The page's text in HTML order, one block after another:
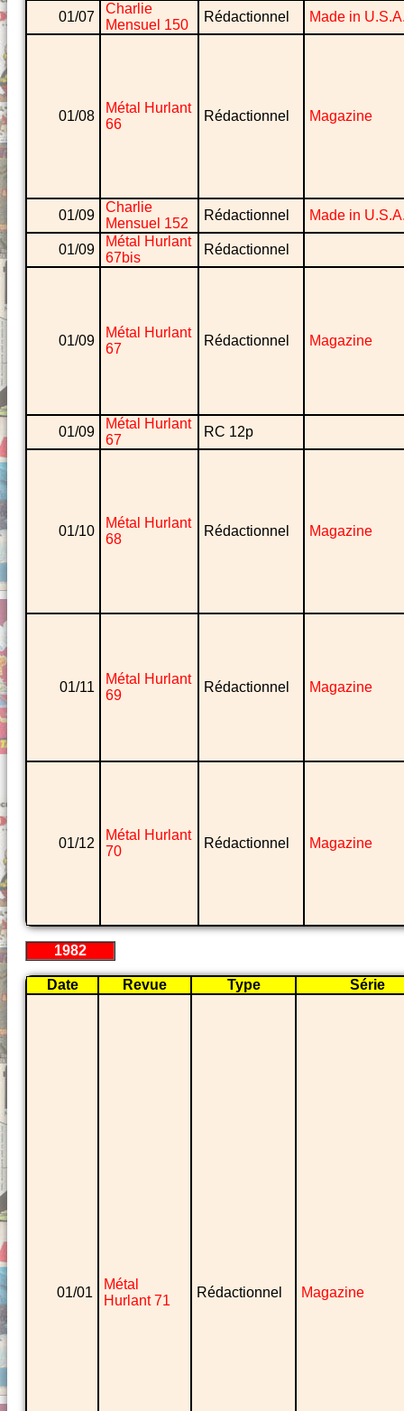
01/07
Charlie
Mensuel 150
Rédactionnel Made in
01/08
Métal Hurlant
66
Rédactionnel Magazine
01/09
Charlie
Mensuel 152
Rédactionnel Made in
01/09
Métal Hurlant
67bis
Rédactionnel
01/09
Métal Hurlant
67
Rédactionnel Magazine
01/09
Métal Hurlant
67
RC 12p
01/10
Métal Hurlant
68
Rédactionnel Magazine
01/11
Métal Hurlant
69
Rédactionnel Magazine
01/12
Métal Hurlant
70
Rédactionnel Magazine
1982
Date Revue Type Série
01/01
Métal
Hurlant 71
Rédactionnel Magazine